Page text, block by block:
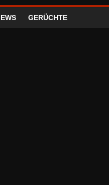
GERÜCHTE